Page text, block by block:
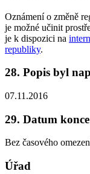
Oznámení o změně
je možné učinit
je k dispozici na
republiky.
28. Popis byl
07.11.2016
29. Datum
Bez časového
Úřad